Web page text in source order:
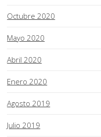
Octubre 2020
Mayo 2020
Abril 2020
Enero 2020
Agosto 2019
Julio 2019